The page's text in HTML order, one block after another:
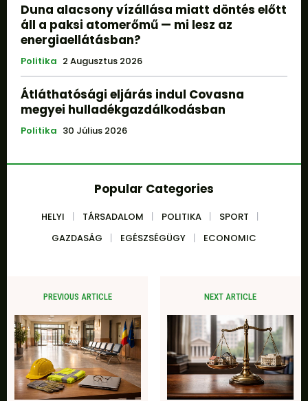
Duna alacsony vízállása miatt döntés előtt
áll a paksi atomerőmű — mi lesz az
energiaellátásban?
Politika 2 Augusztus 2026
Átláthatósági eljárás indul Covasna
megyei hulladékgazdálkodásban
Politika 30 Július 2026
Popular Categories
HELYI TÁRSADALOM POLITIKA
SPORT
GAZDASÁG
EGÉSZSÉGÜGY ECONOMIC
PREVIOUS ARTICLE NEXT ARTICLE